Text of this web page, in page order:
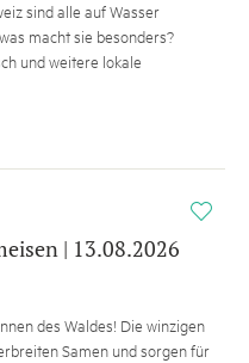
sind alle auf Wasser
macht sie besonders?
und weitere lokale
i
| 13.08.2026
des Waldes! Die winzigen
Samen und sorgen für